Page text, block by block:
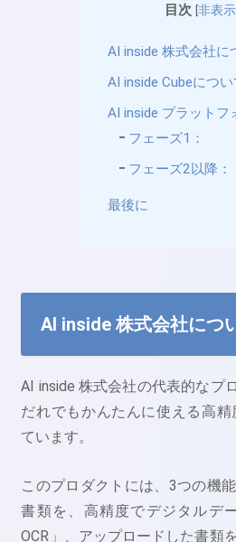
目次 [非表示
AI inside 株式会社に
AI inside Cubeについ
AI inside プラットフ
フェーズ1：
フェーズ2以降：
最後に
AI inside 株式会社につ
AI inside 株式会社の代表的なプ
だれでもかんたんに使える高精
ています。
このプロダクトには、3つの機
書類を、高精度でデジタルデ
OCR」、アップロードした書類